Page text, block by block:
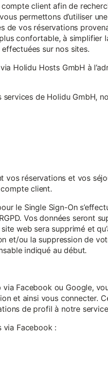
client afin de
permettons d’utiliser
de vos réservations
confortable, à simplifier
sur nos sites.
Holidu Hosts GmbH à
de Holidu GmbH,
réservations et vos
client.
le Single Sign-On
Vos données seront
web sera supprimé et
et/ou la suppression de
indiqué au début.
Facebook ou Google,
et ainsi vous connecter.
de profil à notre
via Facebook :